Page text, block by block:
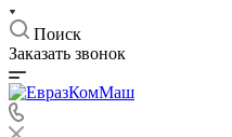
Поиск
Заказать звонок